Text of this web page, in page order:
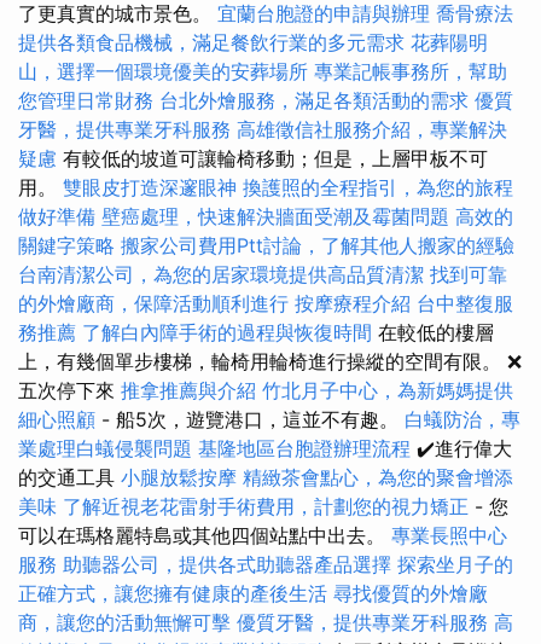
了更真實的城市景色。 宜蘭台胞證的申請與辦理 喬骨療法
提供各類食品機械，滿足餐飲行業的多元需求 花葬陽明
山，選擇一個環境優美的安葬場所 專業記帳事務所，幫助
您管理日常財務 台北外燴服務，滿足各類活動的需求 優質
牙醫，提供專業牙科服務 高雄徵信社服務介紹，專業解決
疑慮 有較低的坡道可讓輪椅移動；但是，上層甲板不可
用。 雙眼皮打造深邃眼神 換護照的全程指引，為您的旅程
做好準備 壁癌處理，快速解決牆面受潮及霉菌問題 高效的
關鍵字策略 搬家公司費用Ptt討論，了解其他人搬家的經驗
台南清潔公司，為您的居家環境提供高品質清潔 找到可靠
的外燴廠商，保障活動順利進行 按摩療程介紹 台中整復服
務推薦 了解白內障手術的過程與恢復時間 在較低的樓層
上，有幾個單步樓梯，輪椅用輪椅進行操縱的空間有限。 ❌
五次停下來 推拿推薦與介紹 竹北月子中心，為新媽媽提供
細心照顧 - 船5次，遊覽港口，這並不有趣。 白蟻防治，專
業處理白蟻侵襲問題 基隆地區台胞證辦理流程 ✔️進行偉大
的交通工具 小腿放鬆按摩 精緻茶會點心，為您的聚會增添
美味 了解近視老花雷射手術費用，計劃您的視力矯正 - 您
可以在瑪格麗特島或其他四個站點中出去。 專業長照中心
服務 助聽器公司，提供各式助聽器產品選擇 探索坐月子的
正確方式，讓您擁有健康的產後生活 尋找優質的外燴廠
商，讓您的活動無懈可擊 優質牙醫，提供專業牙科服務 高